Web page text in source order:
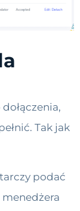
Tak jak
podać